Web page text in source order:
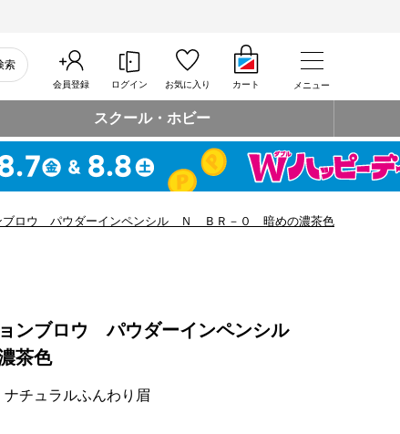
索
会員登録 ログイン お気に入り カート メニュー
スクール・ホビー
ブロウ パウダーインペンシル Ｎ ＢＲ－０ 暗めの濃茶色
ンブロウ パウダーインペンシル
茶色
チュラルふんわり眉